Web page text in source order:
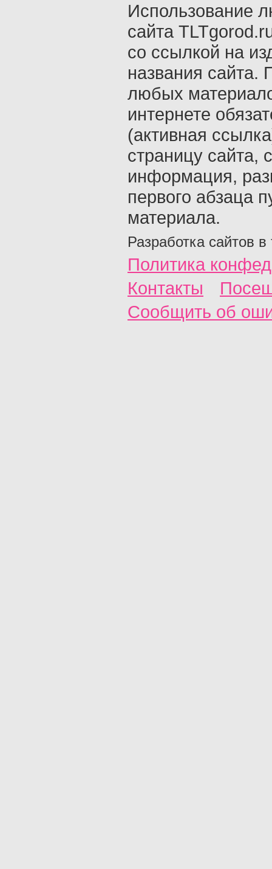
Использование
сайта
со ссылкой на
названия сайта.
любых
интернете
(активная
страницу сайта,
информация,
первого абзаца
материала.
Разработка сайтов в
Политика
Контакты
Сообщить об